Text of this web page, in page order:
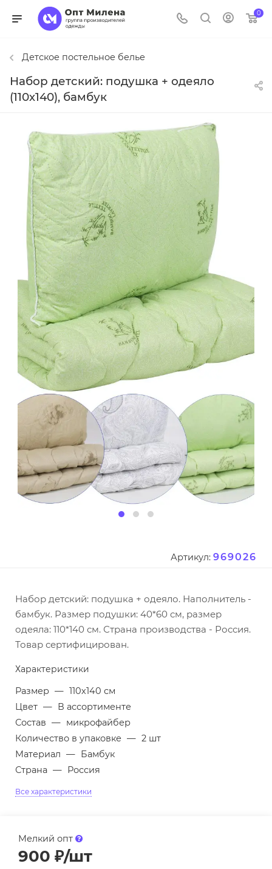
0
Детское постельное белье
Набор детский: подушка + одеяло
(110х140), бамбук
Артикул: 969026
Набор детский: подушка + одеяло. Наполнитель -
бамбук. Размер подушки: 40*60 см, размер
одеяла: 110*140 см. Страна производства - Россия.
Товар сертифицирован.
Характеристики
Размер — 110х140 см
Цвет — В ассортименте
Состав — микрофайбер
Количество в упаковке — 2 шт
Материал — Бамбук
Страна — Россия
Все характеристики
Мелкий опт
900 ₽/шт